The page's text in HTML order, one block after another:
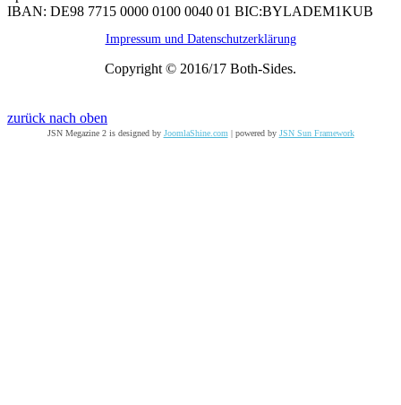
IBAN: DE98 7715 0000 0100 0040 01 BIC:BYLADEM1KUB
Impressum und Datenschutzerklärung
Copyright © 2016/17 Both-Sides.
zurück nach oben
JSN Megazine 2 is designed by JoomlaShine.com| powered by JSN Sun Framework